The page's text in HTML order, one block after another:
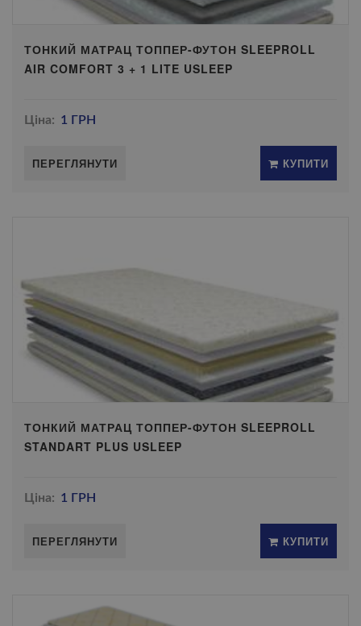
ТОНКИЙ МАТРАЦ ТОППЕР-ФУТОН SLEEPROLL
AIR COMFORT 3 + 1 LITE USLEEP
Ціна: 1 ГРН
ПЕРЕГЛЯНУТИ КУПИТИ
ТОНКИЙ МАТРАЦ ТОППЕР-ФУТОН SLEEPROLL
STANDART PLUS USLEEP
Ціна: 1 ГРН
ПЕРЕГЛЯНУТИ КУПИТИ